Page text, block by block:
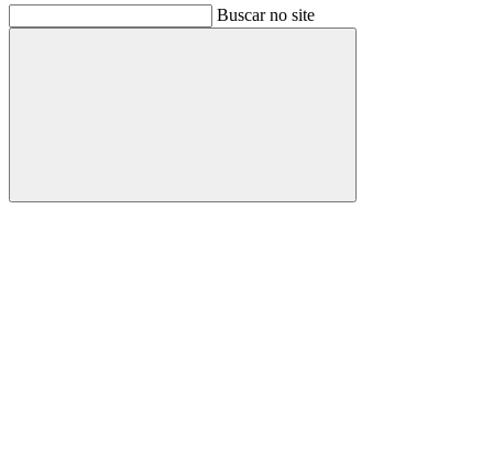
Buscar no site
Buscar